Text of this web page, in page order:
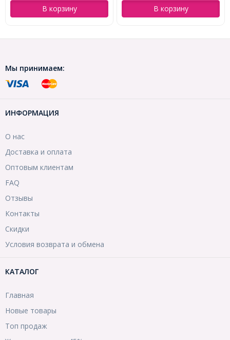
В корзину В корзину
Мы принимаем:
ИНФОРМАЦИЯ
О нас
Доставка и оплата
Оптовым клиентам
FAQ
Отзывы
Контакты
Скидки
Условия возврата и обмена
КАТАЛОГ
Главная
Новые товары
Топ продаж